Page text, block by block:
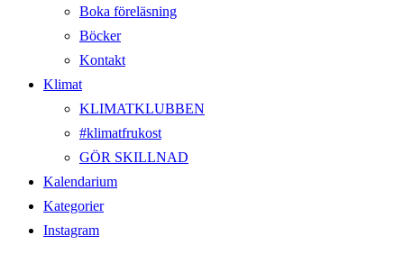
Boka föreläsning
Böcker
Kontakt
Klimat
KLIMATKLUBBEN
#klimatfrukost
GÖR SKILLNAD
Kalendarium
Kategorier
Instagram